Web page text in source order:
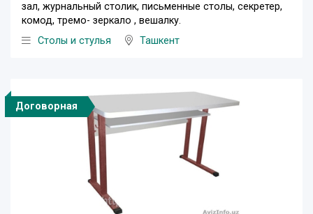
зал, журнальный столик, письменные столы, секретер,
комод, тремо- зеркало , вешалку.
Столы и стулья
Ташкент
Договорная